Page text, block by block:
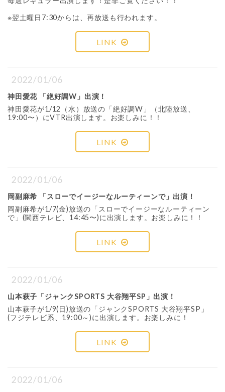
※翌土曜日7:30からは、再放送も行われます。
LINK
2022/01/06
神田愛花 「絶好調W」出演！
神田愛花が1/12（水）放送の「絶好調W」（北陸放送、
19:00〜）にVTR出演します。お楽しみに！！
LINK
2022/01/06
岡副麻希 「スローでイージーなルーティーンで」出演！
岡副麻希が1/7(金)放送の「スローでイージーなルーティーン
で」(関西テレビ、14:45〜)に出演します。お楽しみに！！
LINK
2022/01/06
山本萩子「ジャンクSPORTS 大谷翔平SP」出演！
山本萩子が1/9(日)放送の「ジャンクSPORTS 大谷翔平SP」
(フジテレビ系、19:00～)に出演します。お楽しみに！
LINK
2022/01/06